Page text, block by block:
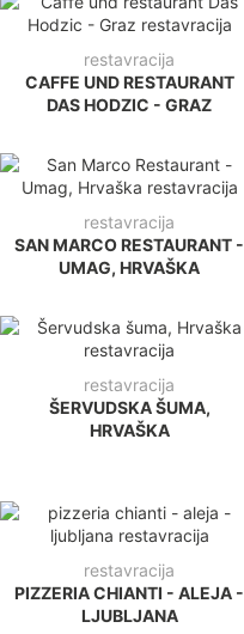
restavracija
CAFFE UND RESTAURANT
DAS HODZIC - GRAZ
restavracija
SAN MARCO RESTAURANT -
UMAG, HRVAŠKA
restavracija
ŠERVUDSKA ŠUMA,
HRVAŠKA
restavracija
PIZZERIA CHIANTI - ALEJA -
LJUBLJANA